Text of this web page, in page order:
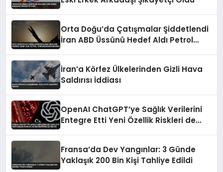
Orta Doğu’da Çatışmalar Şiddetlendi
İran ABD Üssünü Hedef Aldı Petrol
İran’a Körfez Ülkelerinden Gizli Hava
Saldırısı İddiası
OpenAI ChatGPT’ye Sağlık Verilerini
Entegre Etti Yeni Özellik Riskleri de
Fransa’da Dev Yangınlar: 3 Günde
Yaklaşık 200 Bin Kişi Tahliye Edildi